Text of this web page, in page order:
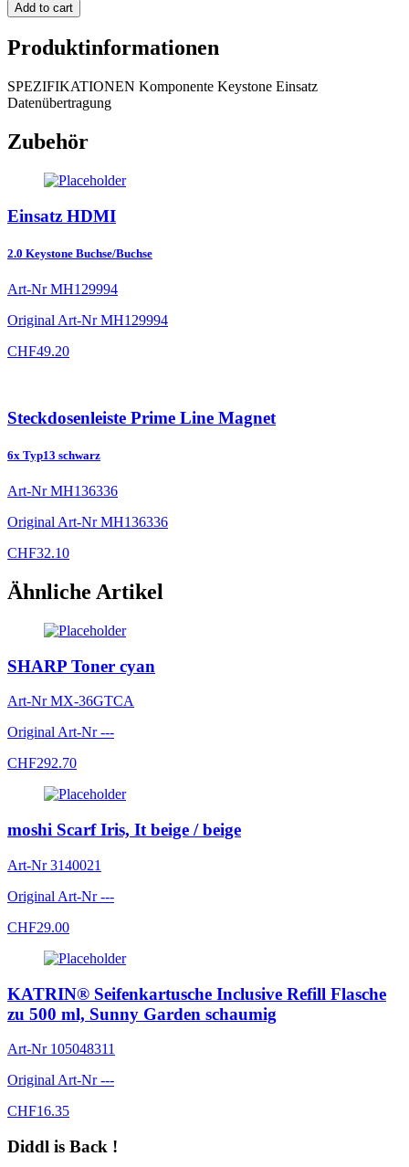
Add to cart
Produktinformationen
SPEZIFIKATIONEN Komponente Keystone Einsatz
Datenübertragung
Zubehör
Einsatz HDMI
2.0 Keystone Buchse/Buchse
Art-NrMH129994
Original Art-NrMH129994
CHF49.20
Steckdosenleiste Prime Line Magnet
6x Typ13 schwarz
Art-NrMH136336
Original Art-NrMH136336
CHF32.10
Ähnliche Artikel
SHARP Toner cyan
Art-NrMX-36GTCA
Original Art-Nr---
CHF292.70
moshi Scarf Iris, It beige / beige
Art-Nr3140021
Original Art-Nr---
CHF29.00
KATRIN® Seifenkartusche Inclusive Refill Flasche
zu 500 ml, Sunny Garden schaumig
Art-Nr 105048311
Original Art-Nr---
CHF16.35
Diddl is Back !